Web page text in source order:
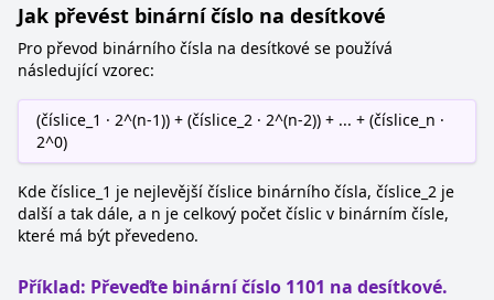
Jak převést binární číslo na desítkové
Pro převod binárního čísla na desítkové se používá
následující vzorec:
(číslice_1 · 2^(n-1)) + (číslice_2 · 2^(n-2)) + ... + (číslice_n ·
2^0)
Kde číslice_1 je nejlevější číslice binárního čísla, číslice_2 je
další a tak dále, a n je celkový počet číslic v binárním čísle,
které má být převedeno.
Příklad: Převeďte binární číslo 1101 na desítkové.